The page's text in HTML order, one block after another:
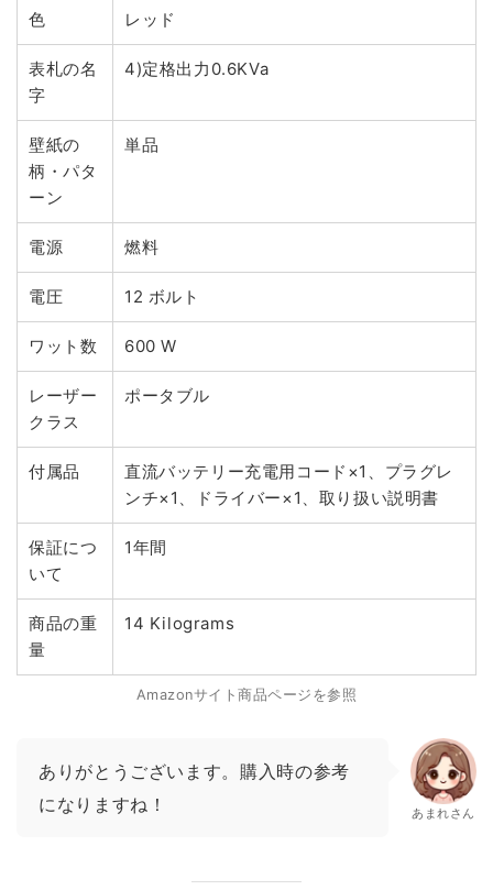
色 レッド
表札の名
字
4)定格出力0.6KVa
壁紙の
柄・パタ
ーン
単品
電源 燃料
電圧 12 ボルト
ワット数 600 W
レーザー
クラス
ポータブル
付属品
直流バッテリー充電用コード×1、プラグレ
ンチ×1、ドライバー×1、取り扱い説明書
保証につ
いて
1年間
商品の重
量
14 Kilograms
Amazonサイト商品ページを参照
ありがとうございます。購入時の参考
になりますね！
あまれさん